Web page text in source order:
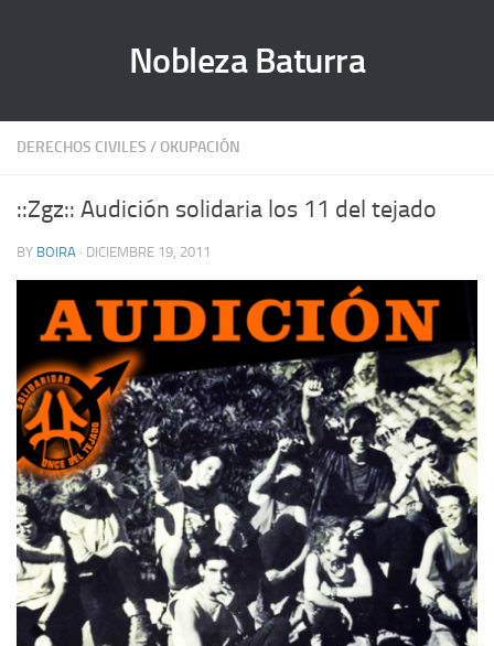
Nobleza Baturra
DERECHOS CIVILES /OKUPACIÓN
::Zgz:: Audición solidaria los 11 del tejado
BY BOIRA · DICIEMBRE 19, 2011